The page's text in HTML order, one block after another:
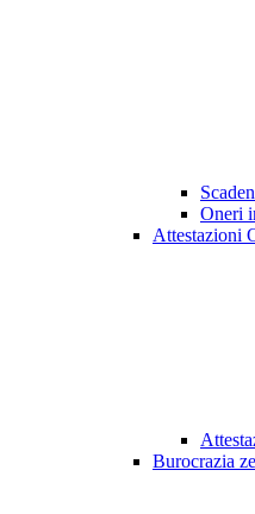
Oneri
Attestazioni
Burocrazia